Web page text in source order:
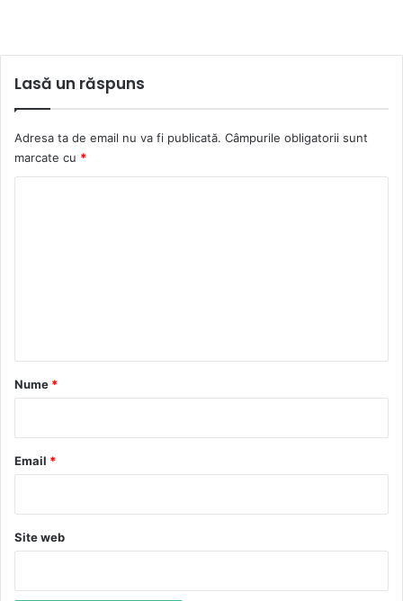
Lasă un răspuns
Adresa ta de email nu va fi publicată. Câmpurile obligatorii sunt
marcate cu *
r
*
Nume *
Email *
Site web